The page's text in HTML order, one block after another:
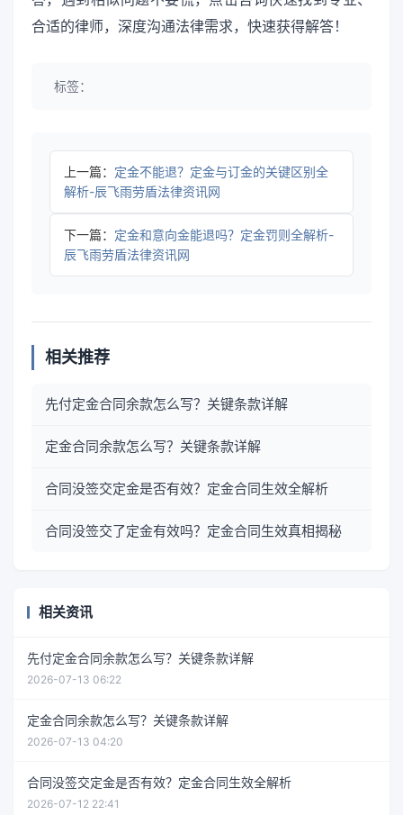
合适的律师，深度沟通法律需求，快速获得解答！
标签：
上一篇： 定金不能退？定金与订金的关键区别全
解析-辰飞雨劳盾法律资讯网
下一篇： 定金和意向金能退吗？定金罚则全解析-
辰飞雨劳盾法律资讯网
相关推荐
先付定金合同余款怎么写？关键条款详解
定金合同余款怎么写？关键条款详解
合同没签交定金是否有效？定金合同生效全解析
合同没签交了定金有效吗？定金合同生效真相揭秘
相关资讯
先付定金合同余款怎么写？关键条款详解
2026-07-13 06:22
定金合同余款怎么写？关键条款详解
2026-07-13 04:20
合同没签交定金是否有效？定金合同生效全解析
2026-07-12 22:41